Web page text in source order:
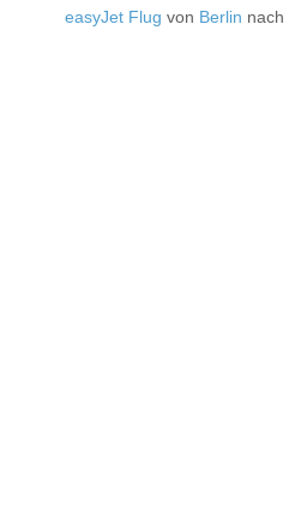
easyJet Flug von Berlin nach